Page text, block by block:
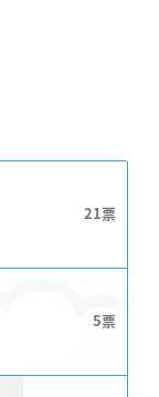
21
5